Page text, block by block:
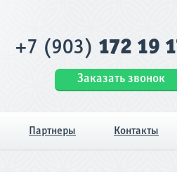
+7 (903) 172 19
Заказать звонок
Партнеры Контакты